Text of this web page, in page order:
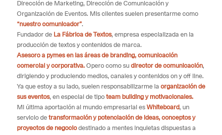
Dirección de Marketing, Dirección de Comunicación y
Organización de Eventos. Mis clientes suelen presentarme como
“nuestro comunicador”.
Fundador de La Fábrica de Textos, empresa especializada en la
producción de textos y contenidos de marca.
Asesoro a pymes en las áreas de branding, comunicación
comercial y corporativa.Opero como sudirector de comunicación,
dirigiendo y produciendo medios, canales y contenidos on y off line.
Ya que estoy a su lado, suelen responsabilizarme la organización de
sus eventos, en especial de tipoteam building y motivacionales.
Mi última aportación al mundo empresarial esWhiteboard, un
servicio detransformación y potenciación de ideas, conceptos y
proyectos de negociodestinado a mentes inquietas dispuestas a